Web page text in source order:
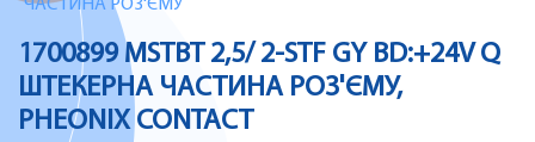
ЧАСТИНА РОЗ'ЄМУ
1700899 MSTBT 2,5/ 2-STF GY BD:+24V Q
ШТЕКЕРНА ЧАСТИНА РОЗ'ЄМУ,
PHEONIX CONTACT